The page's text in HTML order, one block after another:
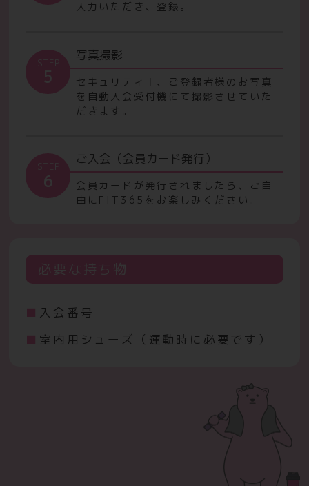
入力いただき、登録。
STEP
5
写真撮影
セキュリティ上、ご登録者様のお写真
を自動入会受付機にて撮影させていた
だきます。
STEP
6
ご入会（会員カード発行）
会員カードが発行されましたら、ご自
由にFIT365をお楽しみください。
必要な持ち物
入会番号
室内用シューズ（運動時に必要です）